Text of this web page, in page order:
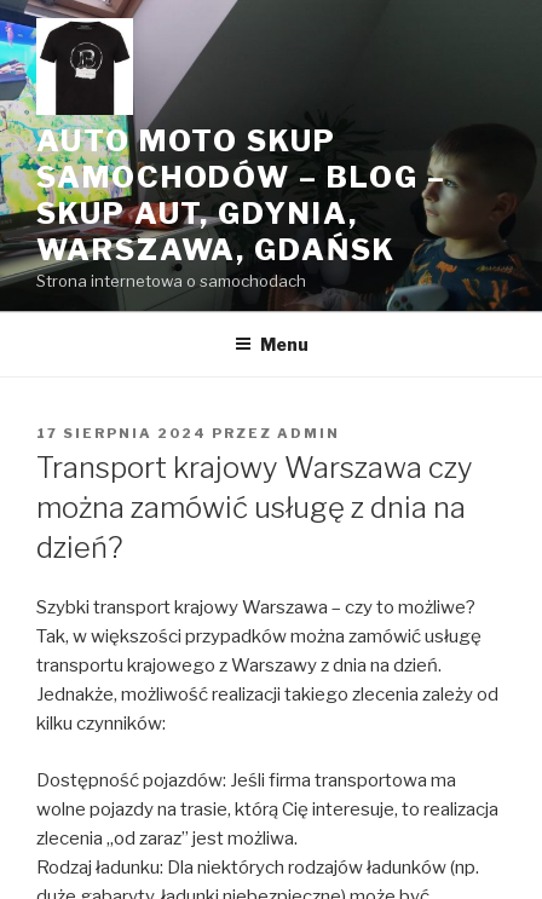
Przeskocz
do
treści
AUTO MOTO SKUP
SAMOCHODÓW – BLOG –
SKUP AUT, GDYNIA,
WARSZAWA, GDAŃSK
Strona internetowa o samochodach
Menu
OPUBLIKOWANE
W
17 SIERPNIA 2024 PRZEZ ADMIN
Transport krajowy Warszawa czy
można zamówić usługę z dnia na
dzień?
Szybki transport krajowy Warszawa – czy to możliwe?
Tak, w większości przypadków można zamówić usługę
transportu krajowego z Warszawy z dnia na dzień.
Jednakże, możliwość realizacji takiego zlecenia zależy od
kilku czynników:
Dostępność pojazdów: Jeśli firma transportowa ma
wolne pojazdy na trasie, którą Cię interesuje, to realizacja
zlecenia „od zaraz” jest możliwa.
Rodzaj ładunku: Dla niektórych rodzajów ładunków (np.